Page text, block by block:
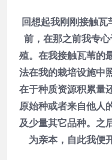
回想起我刚刚接触
前，在那之前我专
殖。在我接触瓦苇的
法在我的栽培设施
在于种质资源积累量
原始种或者来自他人
及少量其它品种。之
为亲本，自此我便